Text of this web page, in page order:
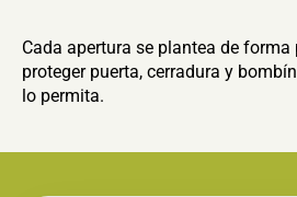
Cada apertura se plantea de
proteger puerta, cerradura y
lo permita.